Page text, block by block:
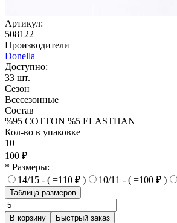
Артикул:
508122
Производители
Donella
Доступно:
33 шт.
Сезон
Всесезонные
Состав
%95 COTTON %5 ELASTHAN
Кол-во в упаковке
10
100 ₽
* Размеры:
14/15 - ( =110 ₽ )
10/11 - ( =100 ₽ )
Таблица размеров
В корзину Быстрый заказ